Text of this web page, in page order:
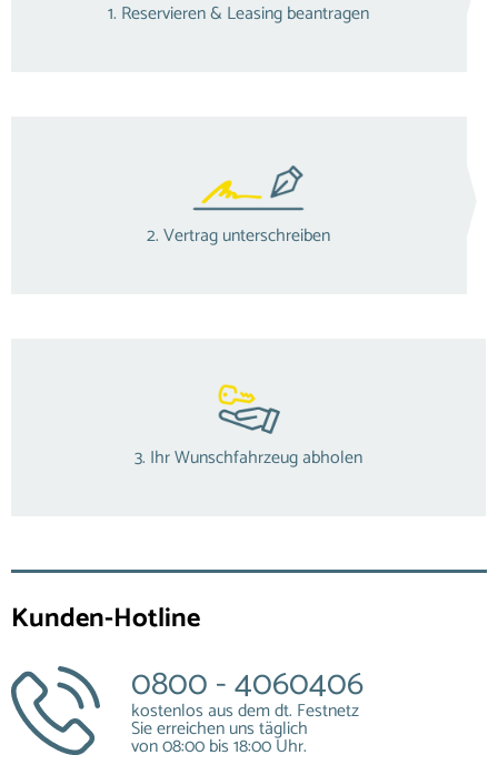
1. Reservieren & Leasing beantragen
2. Vertrag unterschreiben
3. Ihr Wunschfahrzeug abholen
Kunden-Hotline
0800 - 4060406
kostenlos aus dem dt. Festnetz
Sie erreichen uns täglich
von 08:00 bis 18:00 Uhr.